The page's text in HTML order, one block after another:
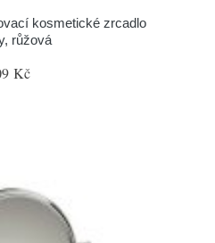
kosmetické zrcadlo
růžová
Kč